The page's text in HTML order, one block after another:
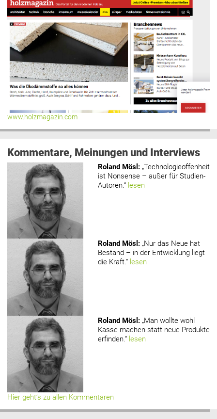
www.holzmagazin.com
Kommentare, Meinungen und Interviews
Roland Mösl : „Technologieoffenheit
ist Nonsense – außer für Studien-
Autoren.“ lesen
Roland Mösl : „Nur das Neue hat
Bestand – in der Entwicklung liegt
die Kraft.“ lesen
Roland Mösl : „Man wollte wohl
Kasse machen statt neue Produkte
erfinden.“ lesen
Hier geht’s zu allen Kommentaren